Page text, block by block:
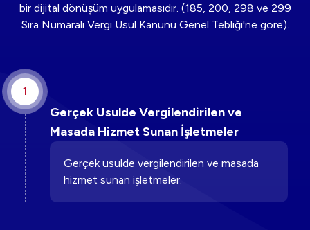
bir dijital dönüşüm uygulamasıdır. (185, 200, 298 ve 299
Sıra Numaralı Vergi Usul Kanunu Genel Tebliği'ne göre).
1
Gerçek Usulde Vergilendirilen ve
Masada Hizmet Sunan İşletmeler
Gerçek usulde vergilendirilen ve masada
hizmet sunan işletmeler.